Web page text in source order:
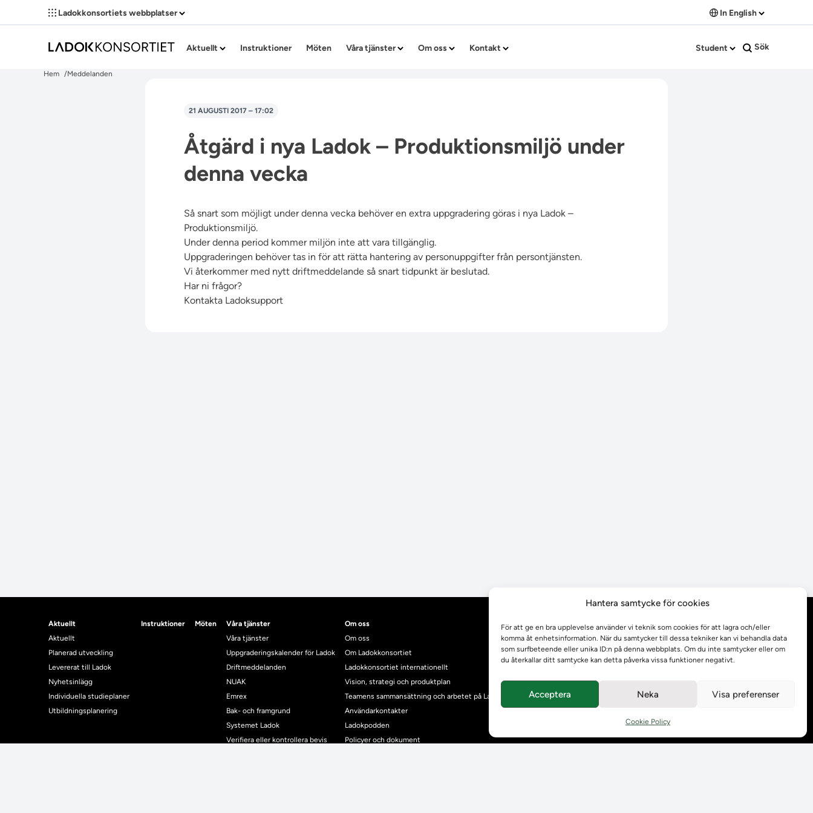
Hantera samtycke för cookies
För att ge en bra upplevelse använder vi teknik som cookies för att lagra och/eller
komma åt enhetsinformation. När du samtycker till dessa tekniker kan vi behandla data
som surfbeteende eller unika ID:n på denna webbplats. Om du inte samtycker eller om
du återkallar ditt samtycke kan detta påverka vissa funktioner negativt.
Acceptera Neka Visa preferenser
Cookie Policy
Ladokkonsortiets webbplatser In English
Aktuellt Instruktioner Möten Våra tjänster Om oss Kontakt Student Sök
Hem Meddelanden
21 AUGUSTI 2017 – 17:02
Åtgärd i nya Ladok – Produktionsmiljö under
denna vecka
Så snart som möjligt under denna vecka behöver en extra uppgradering göras i nya Ladok –
Produktionsmiljö.
Under denna period kommer miljön inte att vara tillgänglig.
Uppgraderingen behöver tas in för att rätta hantering av personuppgifter från persontjänsten.
Vi återkommer med nytt driftmeddelande så snart tidpunkt är beslutad.
Har ni frågor?
Kontakta Ladoksupport
Aktuellt
Aktuellt
Planerad utveckling
Levererat till Ladok
Nyhetsinlägg
Individuella studieplaner
Utbildningsplanering
Instruktioner Möten
Våra tjänster
Våra tjänster
Uppgraderingskalender för Ladok
Driftmeddelanden
NUAK
Emrex
Bak- och framgrund
Systemet Ladok
Verifiera eller kontrollera bevis
Om oss
Om oss
Om Ladokkonsortiet
Ladokkonsortiet internationellt
Vision, strategi och produktplan
Teamens sammansättning och arbetet på Ladokkonsortiet
Användarkontakter
Ladokpodden
Policyer och dokument
Behandling av
personuppgifter
Prenumerera på våra